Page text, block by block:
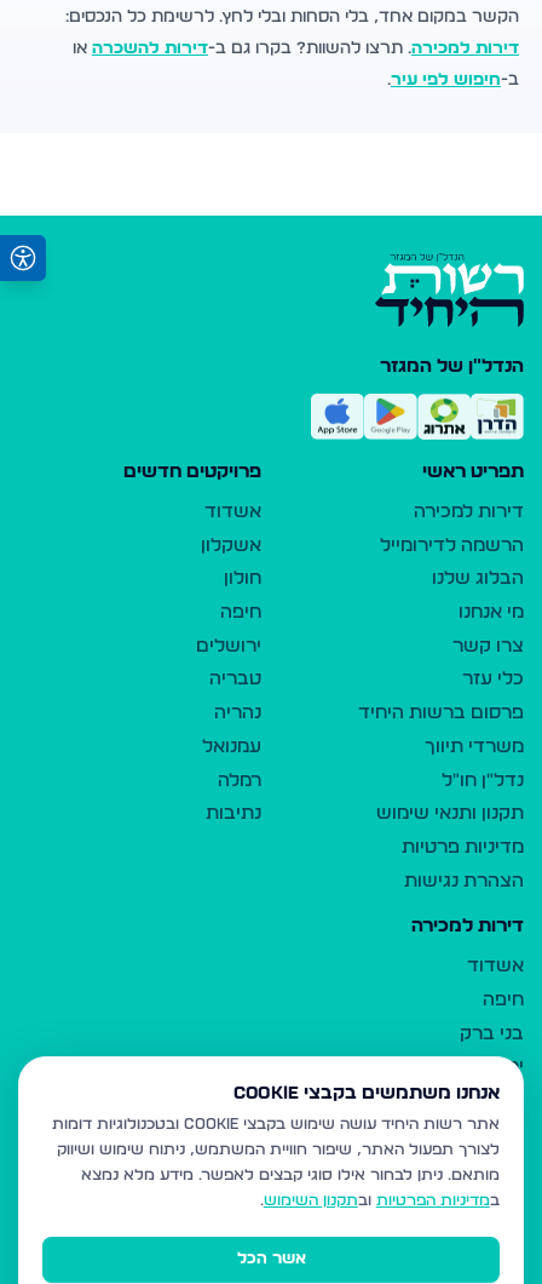
הקשר במקום אחד, בלי הסחות ובלי לחץ. לרשימת כל הנכסים:
דירות למכירה. תרצו להשוות? בקרו גם ב-דירות להשכרה או
ב-חיפוש לפי עיר.
הנדל"ן של המגזר
תפריט ראשי
דירות למכירה
הרשמה לדירומייל
הבלוג שלנו
מי אנחנו
צרו קשר
כלי עזר
פרסום ברשות היחיד
משרדי תיווך
נדל"ן חו"ל
תקנון ותנאי שימוש
מדיניות פרטיות
הצהרת נגישות
פרויקטים חדשים
אשדוד
אשקלון
חולון
חיפה
ירושלים
טבריה
נהריה
עמנואל
רמלה
נתיבות
דירות למכירה
אשדוד
חיפה
בני ברק
ירושלים
אלעד
גבעת זאב
בית שמש
רכסים
מודיעין עילית
אנחנו משתמשים בקבצי Cookie
אתר רשות היחיד עושה שימוש בקבצי Cookie ובטכנולוגיות דומות
לצורך תפעול האתר, שיפור חוויית המשתמש, ניתוח שימוש ושיווק
מותאם. ניתן לבחור אילו סוגי קבצים לאפשר. מידע מלא נמצא
במדיניות הפרטיות ובתקנון השימוש.
אשר הכל